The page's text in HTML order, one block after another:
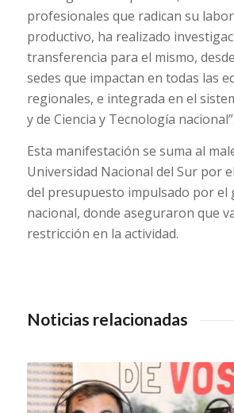
profesionales que radican su
productivo, ha realizado
transferencia para el mismo,
sedes que impactan en todas las
regionales, e integrada en el
y de Ciencia y Tecnología nacional”.
Esta manifestación se suma al
Universidad Nacional del Sur por
del presupuesto impulsado por el
nacional, donde aseguraron que
restricción en la actividad.
Noticias relacionadas